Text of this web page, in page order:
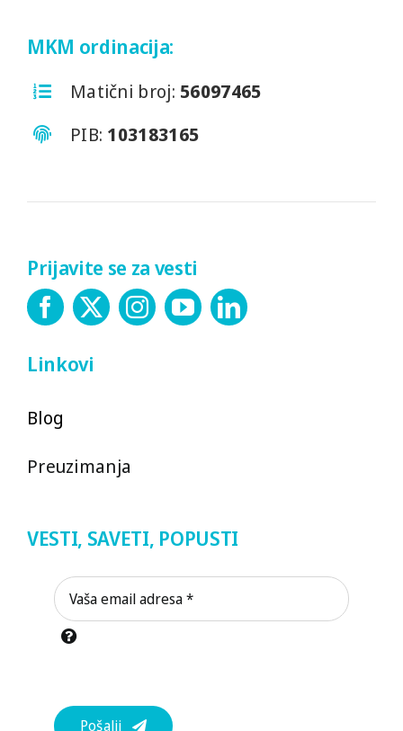
MKM ordinacija:
Matični broj: 56097465
PIB: 103183165
Prijavite se za vesti
Linkovi
Blog
Preuzimanja
VESTI, SAVETI, POPUSTI
Pošalji